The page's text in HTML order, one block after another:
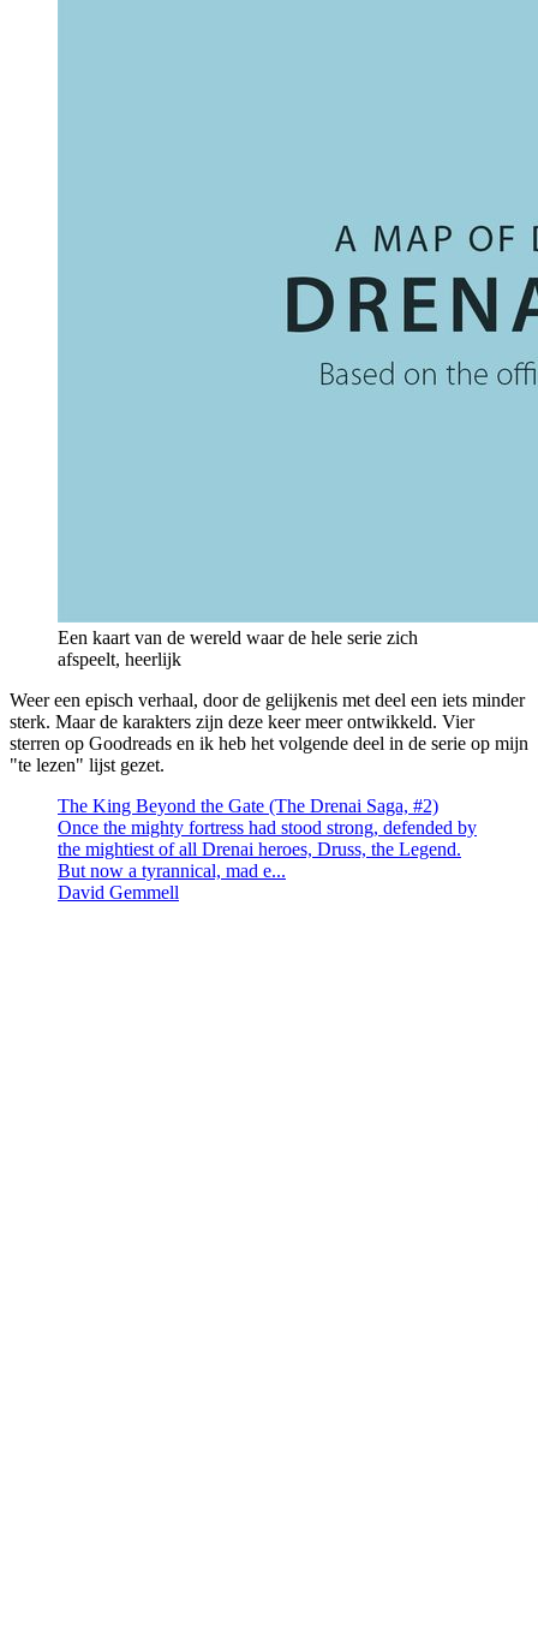
Een kaart van de wereld waar de hele serie zich
afspeelt, heerlijk
Weer een episch verhaal, door de gelijkenis met deel een iets minder
sterk. Maar de karakters zijn deze keer meer ontwikkeld. Vier
sterren op Goodreads en ik heb het volgende deel in de serie op mijn
"te lezen" lijst gezet.
The King Beyond the Gate (The Drenai Saga, #2)
Once the mighty fortress had stood strong, defended by
the mightiest of all Drenai heroes, Druss, the Legend.
But now a tyrannical, mad e...
David Gemmell